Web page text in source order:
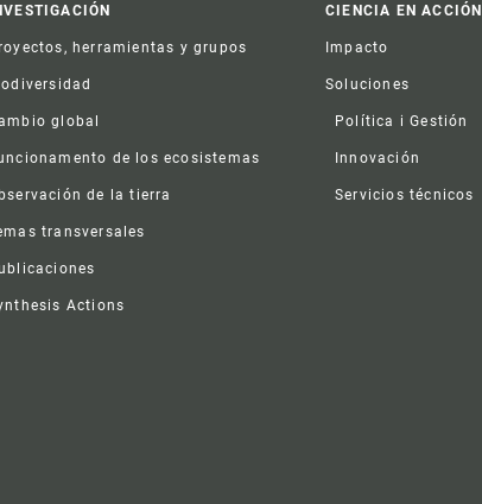
herramientas y grupos
global
de los ecosistemas
de la tierra
transversales
Actions
CIENCIA EN ACCIÓN
Impacto
Soluciones
Política i Gestión
Innovación
Servicios técnicos